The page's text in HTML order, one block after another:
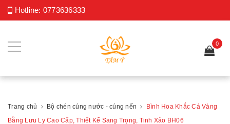
Hotline: 0773636333
0
Trang chủ Bộ chén cúng nước - cúng nến Bình Hoa Khắc Cá Vàng
Bằng Lưu Ly Cao Cấp, Thiết Kế Sang Trọng, Tinh Xảo BH06